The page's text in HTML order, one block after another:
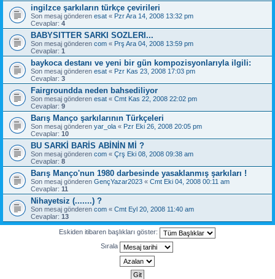
ingilzce şarkıların türkçe çevirileri
Son mesaj gönderen esat « Pzr Ara 14, 2008 13:32 pm
Cevaplar: 4
BABYSITTER SARKI SOZLERI...
Son mesaj gönderen com « Prş Ara 04, 2008 13:59 pm
Cevaplar: 1
baykoca destanı ve yeni bir gün kompozisyonlarıyla ilgili:
Son mesaj gönderen esat « Pzr Kas 23, 2008 17:03 pm
Cevaplar: 3
Fairgroundda neden bahsediliyor
Son mesaj gönderen esat « Cmt Kas 22, 2008 22:02 pm
Cevaplar: 9
Barış Manço şarkılarının Türkçeleri
Son mesaj gönderen yar_ola « Pzr Eki 26, 2008 20:05 pm
Cevaplar: 10
BU SARKİ BARİS ABİNİN Mİ ?
Son mesaj gönderen com « Çrş Eki 08, 2008 09:38 am
Cevaplar: 8
Barış Manço'nun 1980 darbesinde yasaklanmış şarkıları !
Son mesaj gönderen GençYazar2023 « Cmt Eki 04, 2008 00:11 am
Cevaplar: 11
Nihayetsiz (.......) ?
Son mesaj gönderen com « Cmt Eyl 20, 2008 11:40 am
Cevaplar: 13
Eskiden itibaren başlıkları göster:
Sırala